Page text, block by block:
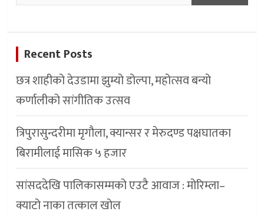
Recent Posts
छत्र शाहीको देउडामा झुम्यो डोल्पा, महोत्सव बन्यो
कर्णालीको सांगीतिक उत्सव
त्रिपुरासुन्दरीमा मृगौला, क्यान्सर र मेरुदण्ड पक्षघातका
बिरामीलाई मासिक ५ हजार
सांसददेखि पालिकासम्मको एउटै आवाज : मोरिम्ला–
क्याटो नाका तत्काल खोल